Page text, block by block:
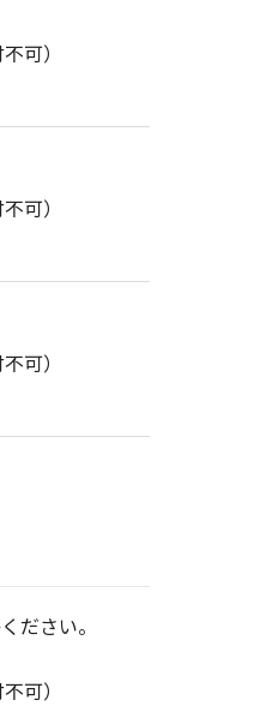
可）
可）
可）
ださい。
可）